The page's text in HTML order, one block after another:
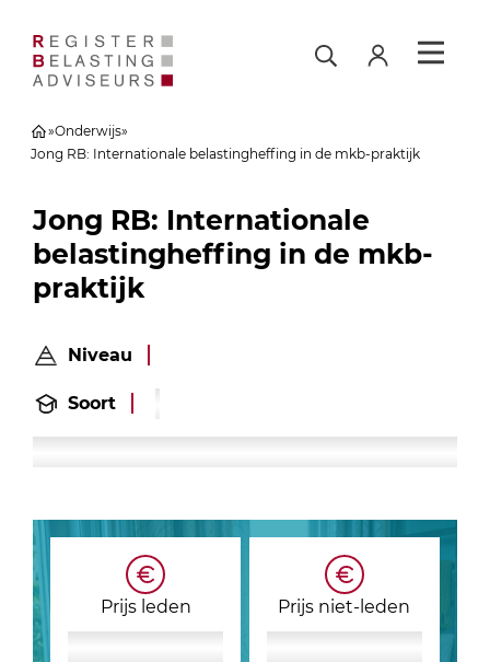
»Onderwijs»
Jong RB: Internationale belastingheffing in de mkb-praktijk
Jong RB: Internationale
belastingheffing in de mkb-
praktijk
Niveau
Soort
Prijs leden Prijs niet-leden